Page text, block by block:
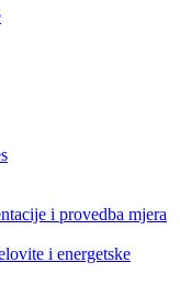
i provedba mjera
i energetske